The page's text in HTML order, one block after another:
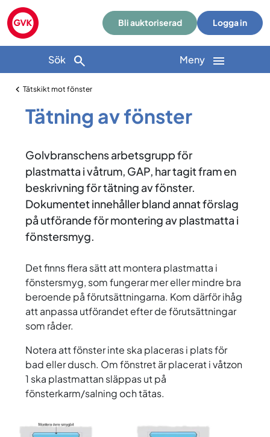
Bli auktoriserad Logga in
Sök Meny
Tätskikt mot fönster
Tätning av fönster
Golvbranschens arbetsgrupp för
plastmatta i våtrum, GAP, har tagit fram en
beskrivning för tätning av fönster.
Dokumentet innehåller bland annat förslag
på utförande för montering av plastmatta i
fönstersmyg.
Det finns flera sätt att montera plastmatta i
fönstersmyg, som fungerar mer eller mindre bra
beroende på förutsättningarna. Kom därför ihåg
att anpassa utförandet efter de förutsättningar
som råder.
Notera att fönster inte ska placeras i plats för
bad eller dusch. Om fönstret är placerat i våtzon
1 ska plastmattan släppas ut på
fönsterkarm/salning och tätas.